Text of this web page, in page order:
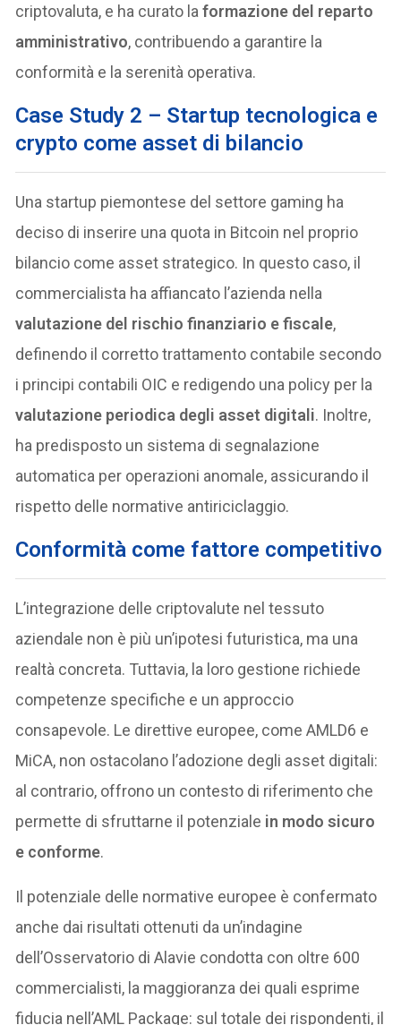
criptovaluta, e ha curato laformazione del reparto
amministrativo, contribuendo a garantire la
conformità e la serenità operativa.
Case Study 2 – Startup tecnologica e
crypto come asset di bilancio
Una startup piemontese del settore gaming ha
deciso di inserire una quota in Bitcoin nel proprio
bilancio come asset strategico. In questo caso, il
commercialista ha affiancato l’azienda nella
valutazione del rischio finanziario e fiscale,
definendo il corretto trattamento contabile secondo
i principi contabili OIC e redigendo una policy per la
valutazione periodica degli asset digitali. Inoltre,
ha predisposto un sistema di segnalazione
automatica per operazioni anomale, assicurando il
rispetto delle normative antiriciclaggio.
Conformità come fattore competitivo
L’integrazione delle criptovalute nel tessuto
aziendale non è più un’ipotesi futuristica, ma una
realtà concreta. Tuttavia, la loro gestione richiede
competenze specifiche e un approccio
consapevole. Le direttive europee, come AMLD6 e
MiCA, non ostacolano l’adozione degli asset digitali:
al contrario, offrono un contesto di riferimento che
permette di sfruttarne il potenziale in modo sicuro
e conforme.
Il potenziale delle normative europee è confermato
anche dai risultati ottenuti da un’indagine
dell’Osservatorio di Alavie condotta con oltre 600
commercialisti, la maggioranza dei quali esprime
fiducia nell’AML Package: sul totale dei rispondenti, il